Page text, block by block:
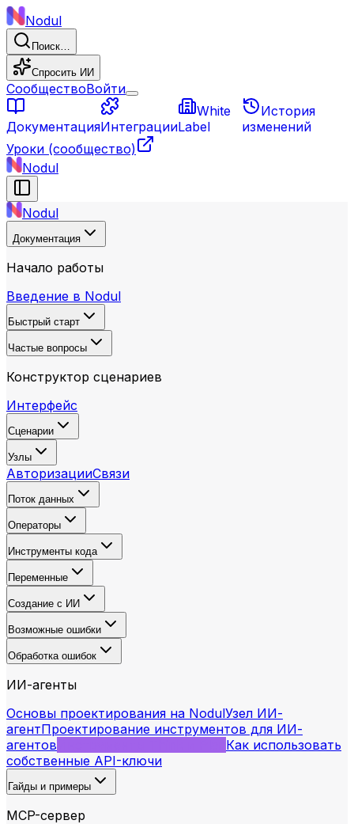
Nodul
Поиск…
Спросить ИИ
СообществоВойти
ДокументацияИнтеграции
White
Label
История
изменений
Уроки (сообщество)
Nodul
Nodul
Документация
Начало работы
Введение в Nodul
Быстрый старт
Частые вопросы
Конструктор сценариев
Интерфейс
Сценарии
Узлы
АвторизацииСвязи
Поток данных
Операторы
Инструменты кода
Переменные
Создание с ИИ
Возможные ошибки
Обработка ошибок
ИИ-агенты
Основы проектирования на NodulУзел ИИ-
агентПроектирование инструментов для ИИ-
агентов
Как использовать
собственные API-ключи
Гайды и примеры
MCP-сервер